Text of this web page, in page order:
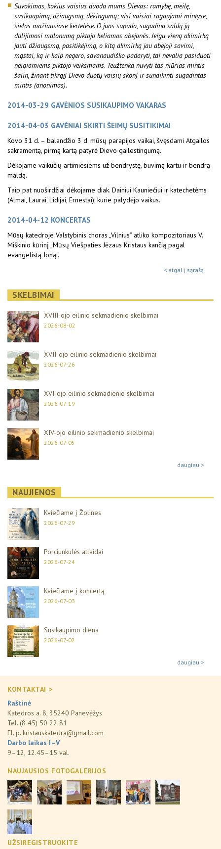
Suvokimas, kokius vaisius duoda mums Dievas: ramybę, meilę,
susikaupimą, džiaugsmą, dėkingumą; visi vaisiai ragaujami mintyse,
sielos mažiausiose kertelėse. O juos supūdo, sugadina saldų jų
dalijimosi malonumą piktojo keliamos abejonės. Jeigu vieną akimirką
jauti džiaugsmą, pasitikėjimą, o kitą akimirką jau abejoji savimi,
mąstai, ką ir kaip negero, savanaudiško padaryti, tai nevalia pasiduoti
neigiamiems piktojo veiksmams. Teužtenka nuvyti tas niūrias mintis
šalin, žinant tikrąjį Dievo duotų vaisių skonį ir sunaikinti sugadintas
mintis (anonimas).
2014-03-29 GAVĖNIOS SUSIKAUPIMO VAKARAS
2014-04-03 GAVĖNIAI SKIRTI ŠEIMŲ SUSITIKIMAI
Kovo 31 d. – balandžio 3 d. mūsų parapijos vaikai, švęsdami Atgailos
sakramentą, pirmą kartą patyrė Dievo gailestingumą.
Dėkojame vaikučių artimiesiems už bendrystę, buvimą kartu ir bendrą
maldą.
Taip pat nuoširdžiai dėkojame diak. Dainiui Kauniečiui ir katechetėms
(Almai, Laurai, Lidijai, Ernestai), kurie palydėjo vaikus.
2014-04-12 KONCERTAS
Mūsų katedroje Valstybinis choras „Vilnius“ atliko kompozitoriaus V.
Miškinio kūrinį „Mūsų Viešpaties Jėzaus Kristaus kančią pagal
evangelistą Joną“.
< atgal į sąrašą
SKELBIMAI
XVIII-ojo eilinio sekmadienio skelbimai
2026-08-02
XVII-ojo eilinio sekmadienio skelbimai
2026-07-26
XVI-ojo eilinio sekmadienio skelbimai
2026-07-19
XIV-ojo eilinio sekmadienio skelbimai
2026-07-05
daugiau >
NAUJIENOS
Kviečiame į Žolines
2026-07-29
Porciunkulės atlaidai
2026-07-24
Kviečiame į koncertą
2026-07-03
Susikaupimo diena
2026-07-02
daugiau >
KONTAKTAI >
Raštinė
Katedros a. 8, 35240 Panevėžys
Tel. (8 45) 50 22 81
El. p. kristauskatedra@gmail.com
Darbo laikas I–V
9–12, 12.45–15 val.
NAUJAUSIOS FOTOGALERIJOS
UŽSIREGISTRUOKITE